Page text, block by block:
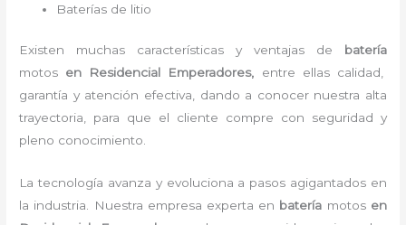
Baterías de litio
Existen muchas características y ventajas de batería
motos en Residencial Emperadores,
entre ellas calidad,
garantía y atención efectiva, dando a conocer nuestra alta
trayectoria, para que el cliente compre con seguridad y
pleno conocimiento.
La tecnología avanza y evoluciona a pasos agigantados en
la industria. Nuestra empresa experta en batería motosen